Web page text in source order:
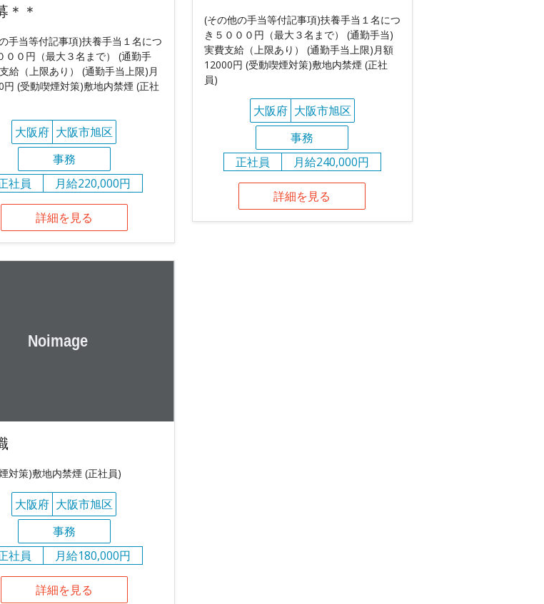
＊＊
手当等付記事項)扶養手当１名につ
００円（最大３名まで） (通勤手
給（上限あり） (通勤手当上限)月
円 (受動喫煙対策)敷地内禁煙 (正社
大阪府 大阪市旭区
事務
社員
月給220,000円
詳細を見る
(その他の手当等付記事項)扶養手当１名につ
き５０００円（最大３名まで） (通勤手当)
実費支給（上限あり） (通勤手当上限)月額
12000円 (受動喫煙対策)敷地内禁煙 (正社
員)
大阪府 大阪市旭区
事務
正社員
月給240,000円
詳細を見る
対策)敷地内禁煙 (正社員)
大阪府 大阪市旭区
事務
社員
月給180,000円
詳細を見る